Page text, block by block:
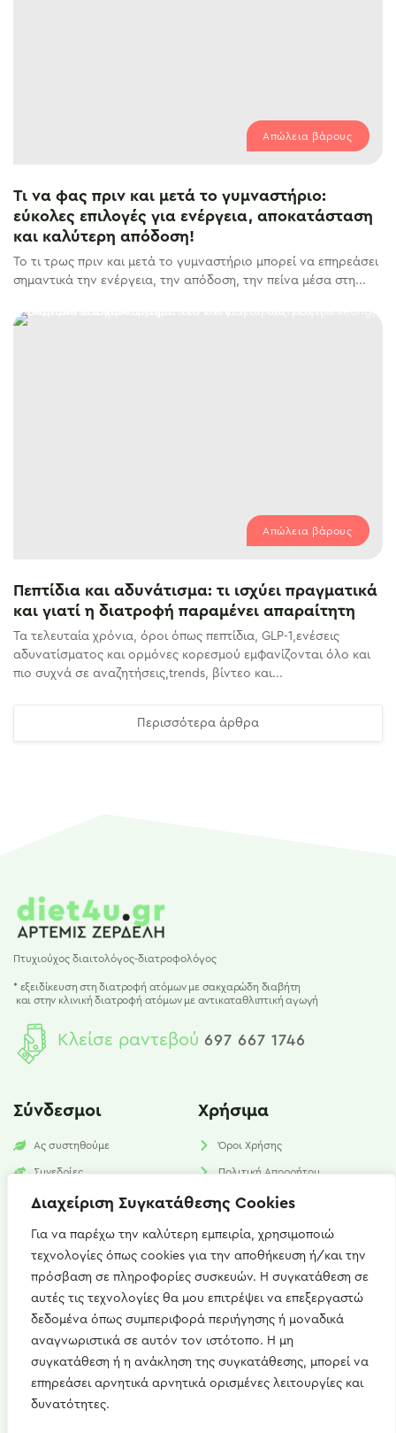
Διαχείριση Συγκατάθεσης Cookies
Για να παρέχω την καλύτερη εμπειρία, χρησιμοποιώ
τεχνολογίες όπως cookies για την αποθήκευση ή/και την
πρόσβαση σε πληροφορίες συσκευών. Η συγκατάθεση σε
αυτές τις τεχνολογίες θα μου επιτρέψει να επεξεργαστώ
δεδομένα όπως συμπεριφορά περιήγησης ή μοναδικά
αναγνωριστικά σε αυτόν τον ιστότοπο. Η μη
συγκατάθεση ή η ανάκληση της συγκατάθεσης, μπορεί να
επηρεάσει αρνητικά αρνητικά ορισμένες λειτουργίες και
δυνατότητες.
Απώλεια βάρους
Τι να φας πριν και μετά το γυμναστήριο:
εύκολες επιλογές για ενέργεια, αποκατάσταση
και καλύτερη απόδοση!
Το τι τρως πριν και μετά το γυμναστήριο μπορεί να επηρεάσει
σημαντικά την ενέργεια, την απόδοση, την πείνα μέσα στη...
Απώλεια βάρους
Πεπτίδια και αδυνάτισμα: τι ισχύει πραγματικά
και γιατί η διατροφή παραμένει απαραίτητη
Τα τελευταία χρόνια, όροι όπως πεπτίδια, GLP-1,ενέσεις
αδυνατίσματος και ορμόνες κορεσμού εμφανίζονται όλο και
πιο συχνά σε αναζητήσεις,trends, βίντεο και...
Περισσότερα άρθρα
Πτυχιούχος διαιτολόγος-διατροφολόγος
* εξειδίκευση στη διατροφή ατόμων με σακχαρώδη διαβήτη
και στην κλινική διατροφή ατόμων με αντικαταθλιπτική αγωγή
Κλείσε ραντεβού 697 667 1746
Σύνδεσμοι
Ας συστηθούμε
Συνεδρίες
Υπηρεσίες
Χρήσιμα
Όροι Χρήσης
Πολιτική Απορρήτου
Πολιτική Cookies​
Επικοινωνία
Καισαρείας 15, Αθήνα 115 27
+(30) 697 667 1746
artemis.zerdeli@gmail.com
Δευ - Παρ : 09:00 - 21:00